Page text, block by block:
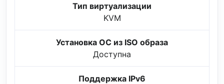
Тип виртуализации
KVM
Установка ОС из ISO образа
Доступна
Поддержка IPv6